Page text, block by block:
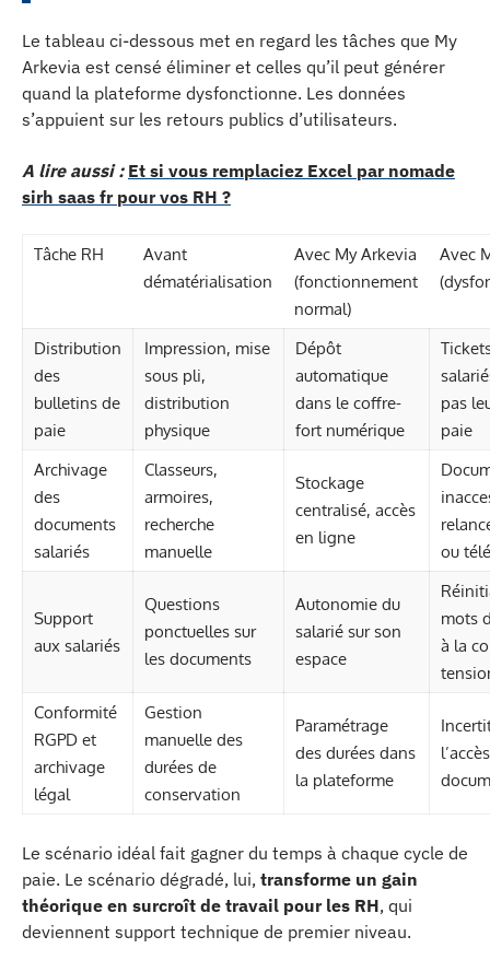
Le tableau ci-dessous met en regard les tâches que My
Arkevia est censé éliminer et celles qu’il peut générer
quand la plateforme dysfonctionne. Les données
s’appuient sur les retours publics d’utilisateurs.
A lire aussi : Et si vous remplaciez Excel par nomade
sirh saas fr pour vos RH ?
Tâche RH
Avant
dématérialisation
Avec My Arkevia
(fonctionnement
normal)
Avec
Distribution
des
bulletins de
paie
Impression, mise
sous pli,
distribution
physique
Dépôt
automatique
dans le coffre-
fort numérique
pas
paie
Archivage
des
documents
salariés
Classeurs,
armoires,
recherche
manuelle
Stockage
centralisé, accès
en ligne
ou
Support
aux salariés
Questions
ponctuelles sur
les documents
Autonomie du
salarié sur son
espace
mots
à la
Conformité
RGPD et
archivage
légal
Gestion
manuelle des
durées de
conservation
Paramétrage
des durées dans
la plateforme
Le scénario idéal fait gagner du temps à chaque cycle de
paie. Le scénario dégradé, lui, transforme un gain
théorique en surcroît de travail pour les RH, qui
deviennent support technique de premier niveau.